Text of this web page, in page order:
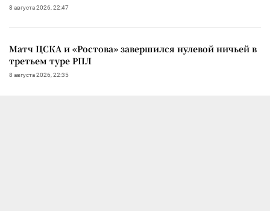
8 августа 2026, 22:47
Матч ЦСКА и «Ростова» завершился нулевой ничьей в
третьем туре РПЛ
8 августа 2026, 22:35